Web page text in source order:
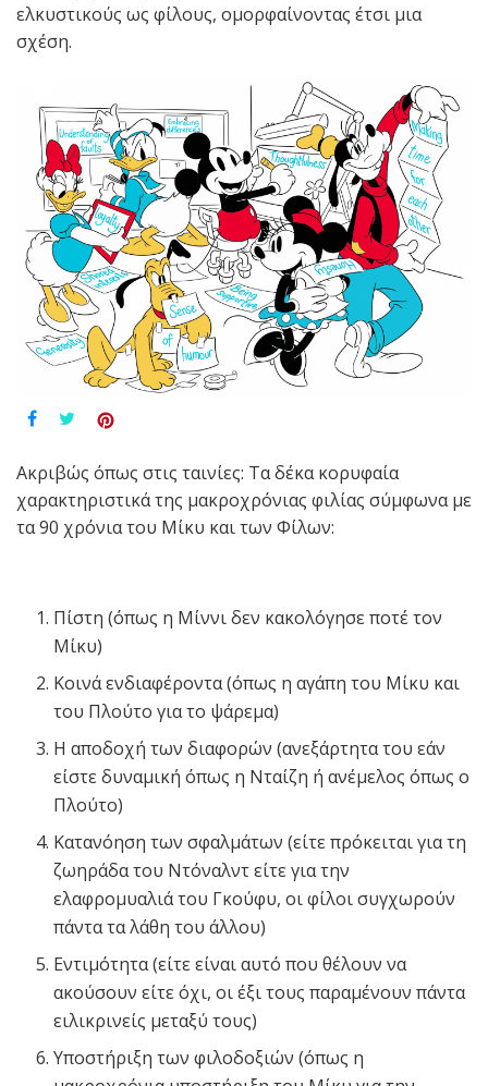
ελκυστικούς ως φίλους, ομορφαίνοντας έτσι μια
σχέση.
Ακριβώς όπως στις ταινίες: Τα δέκα κορυφαία
χαρακτηριστικά της μακροχρόνιας φιλίας σύμφωνα με
τα 90 χρόνια του Μίκυ και των Φίλων:
Πίστη (όπως η Μίννι δεν κακολόγησε ποτέ τον
Μίκυ)
Κοινά ενδιαφέροντα (όπως η αγάπη του Μίκυ και
του Πλούτο για το ψάρεμα)
Η αποδοχή των διαφορών (ανεξάρτητα του εάν
είστε δυναμική όπως η Νταίζη ή ανέμελος όπως ο
Πλούτο)
Κατανόηση των σφαλμάτων (είτε πρόκειται για τη
ζωηράδα του Ντόναλντ είτε για την
ελαφρομυαλιά του Γκούφυ, οι φίλοι συγχωρούν
πάντα τα λάθη του άλλου)
Εντιμότητα (είτε είναι αυτό που θέλουν να
ακούσουν είτε όχι, οι έξι τους παραμένουν πάντα
ειλικρινείς μεταξύ τους)
Υποστήριξη των φιλοδοξιών (όπως η